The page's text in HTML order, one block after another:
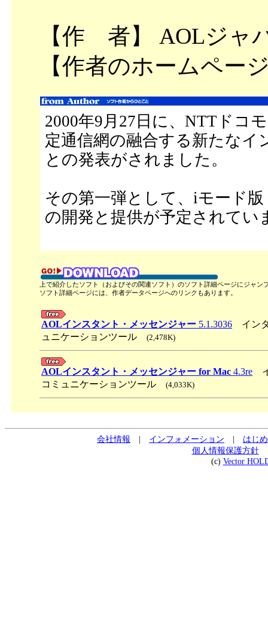
【作 者】 AOLジャ
【作者のホームペー
2000年9月27日に、NTTドコ
定通信網の融合する新たな
との発表がされました。
その第一弾として、iモード
の開発と提供が予定されてい
上で紹介したソフト（およびその関連ソフト）のソフト詳細ページにジャ
ソフト詳細ページには、作者データページへのリンクもあります。
AOLインスタント・メッセンジャー 5.1.3036 イン
ュニケーションツール (2,478K)
AOLインスタント・メッセンジャー for Mac 4.3re
コミュニケーションツール (4,033K)
会社情報 | インフォメーション | はじ
個人情報保護方針
(c) Vector